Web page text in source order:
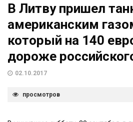
В Литву пришел
американским
который на 140
дороже
02.10.2017
просмотров